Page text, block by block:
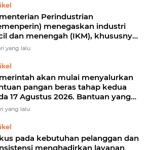
Perindustrian
menegaskan industri
dan menengah (IKM), khususnya
pakaian jadi, alas kaki, dan alat
memperkuat perekonomian
yang lalu
akan mulai menyalurkan
pangan beras tahap kedua
17 Agustus 2026. Bantuan yang
dari cadangan pangan
bagi 33.244.408
yang lalu
pada kebutuhan pelanggan dan
menghadirkan layanan